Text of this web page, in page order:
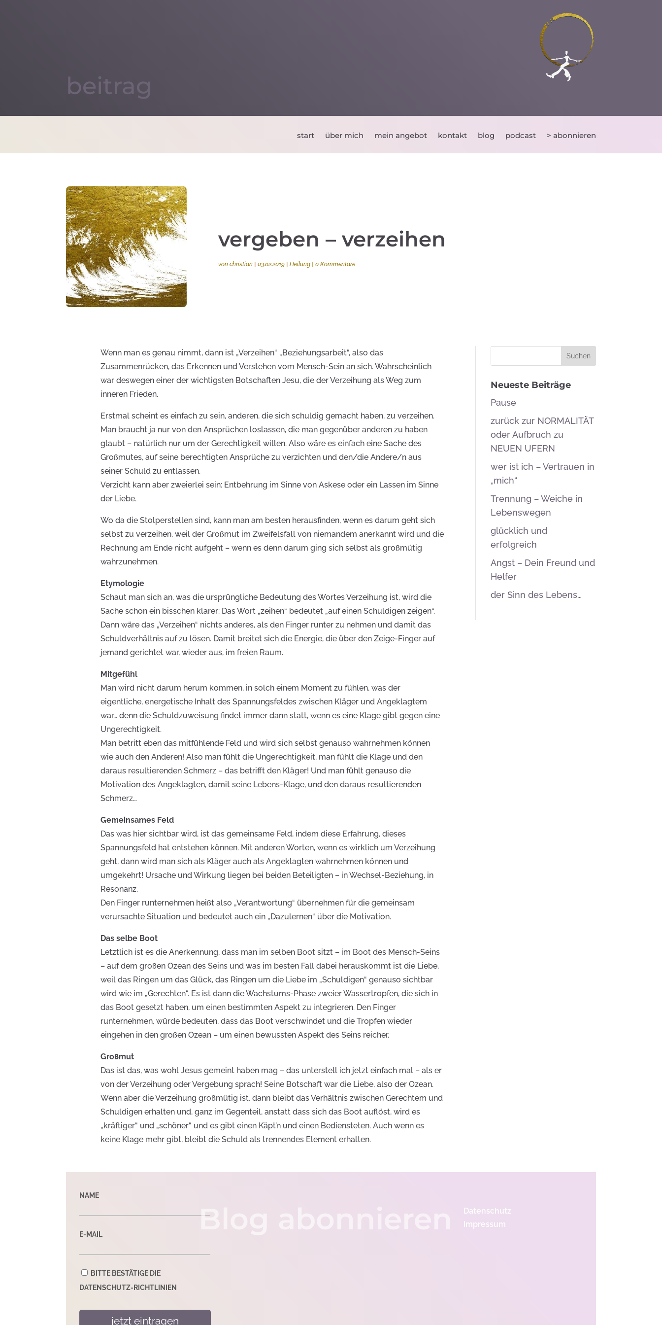
beitrag
start über mich mein angebot kontakt blog podcast > abonnieren
vergeben – verzeihen
vonchristian |03.02.2019 |Heilung |0 Kommentare
Wenn man es genau nimmt, dann ist „Verzeihen“ „Beziehungsarbeit“, also das
Zusammenrücken, das Erkennen und Verstehen vom Mensch-Sein an sich. Wahrscheinlich
war deswegen einer der wichtigsten Botschaften Jesu, die der Verzeihung als Weg zum
inneren Frieden.
Erstmal scheint es einfach zu sein, anderen, die sich schuldig gemacht haben, zu verzeihen.
Man braucht ja nur von den Ansprüchen loslassen, die man gegenüber anderen zu haben
glaubt – natürlich nur um der Gerechtigkeit willen. Also wäre es einfach eine Sache des
Großmutes, auf seine berechtigten Ansprüche zu verzichten und den/die Andere/n aus
seiner Schuld zu entlassen.
Verzicht kann aber zweierlei sein: Entbehrung im Sinne von Askese oder ein Lassen im Sinne
der Liebe.
Wo da die Stolperstellen sind, kann man am besten herausfinden, wenn es darum geht sich
selbst zu verzeihen, weil der Großmut im Zweifelsfall von niemandem anerkannt wird und die
Rechnung am Ende nicht aufgeht – wenn es denn darum ging sich selbst als großmütig
wahrzunehmen.
Etymologie
Schaut man sich an, was die ursprüngliche Bedeutung des Wortes Verzeihung ist, wird die
Sache schon ein bisschen klarer: Das Wort „zeihen“ bedeutet „auf einen Schuldigen zeigen“.
Dann wäre das „Verzeihen“ nichts anderes, als den Finger runter zu nehmen und damit das
Schuldverhältnis auf zu lösen. Damit breitet sich die Energie, die über den Zeige-Finger auf
jemand gerichtet war, wieder aus, im freien Raum.
Mitgefühl
Man wird nicht darum herum kommen, in solch einem Moment zu fühlen, was der
eigentliche, energetische Inhalt des Spannungsfeldes zwischen Kläger und Angeklagtem
war… denn die Schuldzuweisung findet immer dann statt, wenn es eine Klage gibt gegen eine
Ungerechtigkeit.
Man betritt eben das mitfühlende Feld und wird sich selbst genauso wahrnehmen können
wie auch den Anderen! Also man fühlt die Ungerechtigkeit, man fühlt die Klage und den
daraus resultierenden Schmerz – das betrifft den Kläger! Und man fühlt genauso die
Motivation des Angeklagten, damit seine Lebens-Klage, und den daraus resultierenden
Schmerz…
Gemeinsames Feld
Das was hier sichtbar wird, ist das gemeinsame Feld, indem diese Erfahrung, dieses
Spannungsfeld hat entstehen können. Mit anderen Worten, wenn es wirklich um Verzeihung
geht, dann wird man sich als Kläger auch als Angeklagten wahrnehmen können und
umgekehrt! Ursache und Wirkung liegen bei beiden Beteiligten – in Wechsel-Beziehung, in
Resonanz.
Den Finger runternehmen heißt also „Verantwortung“ übernehmen für die gemeinsam
verursachte Situation und bedeutet auch ein „Dazulernen“ über die Motivation.
Das selbe Boot
Letztlich ist es die Anerkennung, dass man im selben Boot sitzt – im Boot des Mensch-Seins
– auf dem großen Ozean des Seins und was im besten Fall dabei herauskommt ist die Liebe,
weil das Ringen um das Glück, das Ringen um die Liebe im „Schuldigen“ genauso sichtbar
wird wie im „Gerechten“. Es ist dann die Wachstums-Phase zweier Wassertropfen, die sich in
das Boot gesetzt haben, um einen bestimmten Aspekt zu integrieren. Den Finger
runternehmen, würde bedeuten, dass das Boot verschwindet und die Tropfen wieder
eingehen in den großen Ozean – um einen bewussten Aspekt des Seins reicher.
Großmut
Das ist das, was wohl Jesus gemeint haben mag – das unterstell ich jetzt einfach mal – als er
von der Verzeihung oder Vergebung sprach! Seine Botschaft war die Liebe, also der Ozean.
Wenn aber die Verzeihung großmütig ist, dann bleibt das Verhältnis zwischen Gerechtem und
Schuldigen erhalten und, ganz im Gegenteil, anstatt dass sich das Boot auflöst, wird es
„kräftiger“ und „schöner“ und es gibt einen Käpt’n und einen Bediensteten. Auch wenn es
keine Klage mehr gibt, bleibt die Schuld als trennendes Element erhalten.
Neueste Beiträge
Pause
zurück zur NORMALITÄT
oder Aufbruch zu
NEUEN UFERN
wer ist ich – Vertrauen in
„mich“
Trennung – Weiche in
Lebenswegen
glücklich und
erfolgreich
Angst – Dein Freund und
Helfer
der Sinn des Lebens…
NAME
E-MAIL
BITTE BESTÄTIGE DIE
DATENSCHUTZ-RICHTLINIEN
Blog abonnieren
Datenschutz
Impressum